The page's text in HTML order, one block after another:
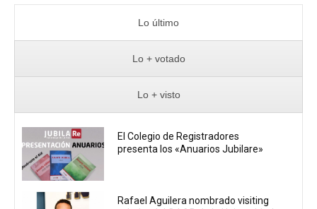
Lo último
Lo + votado
Lo + visto
El Colegio de Registradores
presenta los «Anuarios Jubilare»
Rafael Aguilera nombrado visiting